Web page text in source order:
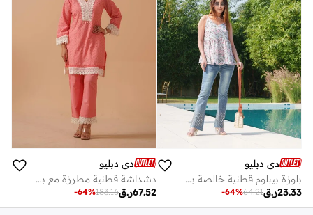
دي دبليو
بلوزة بيبلوم قطنية خالصة بطبعات زهور بحمالات
ر.ق23.33
64.21
-64%
دي دبليو
دشداشة قطنية مطرزة مع بنطلون
ر.ق67.52
183.16
-64%